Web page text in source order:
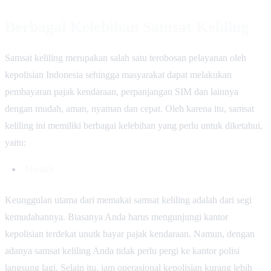
Samsat keliling merupakan salah satu terobosan pelayanan oleh
kepolisian Indonesia sehingga masyarakat dapat melakukan
pembayaran pajak kendaraan, perpanjangan SIM dan lainnya
dengan mudah, aman, nyaman dan cepat. Oleh karena itu, samsat
keliling ini memiliki berbagai kelebihan yang perlu untuk diketahui,
yaitu:
Keunggulan utama dari memakai samsat keliling adalah dari segi
kemudahannya. Biasanya Anda harus mengunjungi kantor
kepolisian terdekat unutk bayar pajak kendaraan. Namun, dengan
adanya samsat keliling Anda tidak perlu pergi ke kantor polisi
langsung lagi. Selain itu, jam operasional kepolisian kurang lebih